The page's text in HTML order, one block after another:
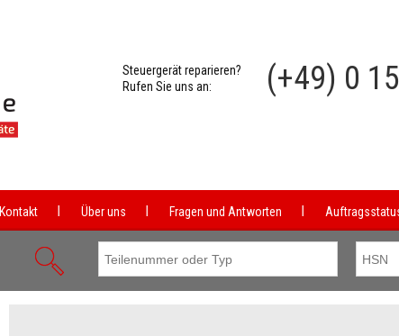
Steuergerät reparieren?
Rufen Sie uns an:
(+49) 0
Kontakt Über uns Fragen und Antworten